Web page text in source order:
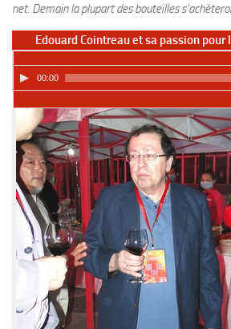
net. Demain la plupart des bouteilles
Edouard Cointreau et sa passion
00:00